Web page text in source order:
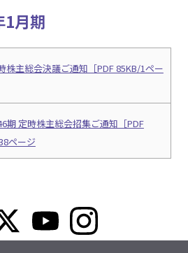
1月期
株主総会決議ご通知［PDF 85KB/1ペー
期 定時株主総会招集ご通知［PDF
ページ